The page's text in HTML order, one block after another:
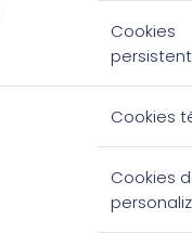
Cookies
Cookies
Cookies